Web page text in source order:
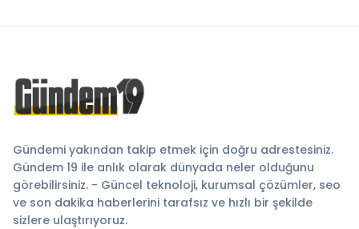
Gündemi yakından takip etmek için doğru adrestesiniz.
Gündem 19 ile anlık olarak dünyada neler olduğunu
görebilirsiniz. - Güncel teknoloji, kurumsal çözümler, seo
ve son dakika haberlerini tarafsız ve hızlı bir şekilde
sizlere ulaştırıyoruz.